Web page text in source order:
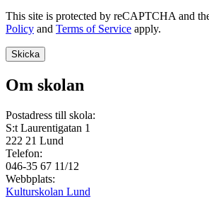
This site is protected by reCAPTCHA and
Policy and Terms of Service apply.
Om skolan
Postadress till skola:
S:t Laurentigatan 1
222 21 Lund
Telefon:
046-35 67 11/12
Webbplats:
Kulturskolan Lund